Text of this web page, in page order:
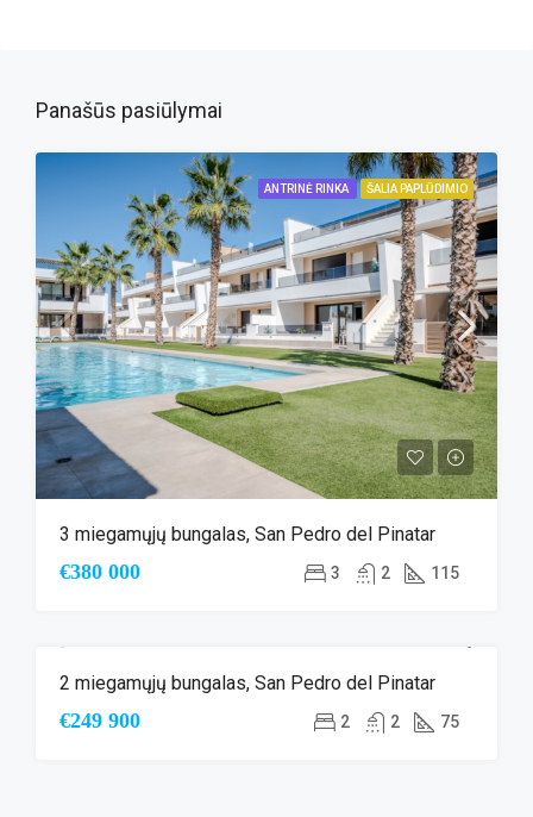
Panašūs pasiūlymai
ANTRINĖ RINKA ŠALIA PAPLŪDIMIO
3 miegamųjų bungalas, San Pedro del Pinatar
€380 000 3 2 115
NAUJA STATYBA
2 miegamųjų bungalas, San Pedro del Pinatar
€249 900 2 2 75